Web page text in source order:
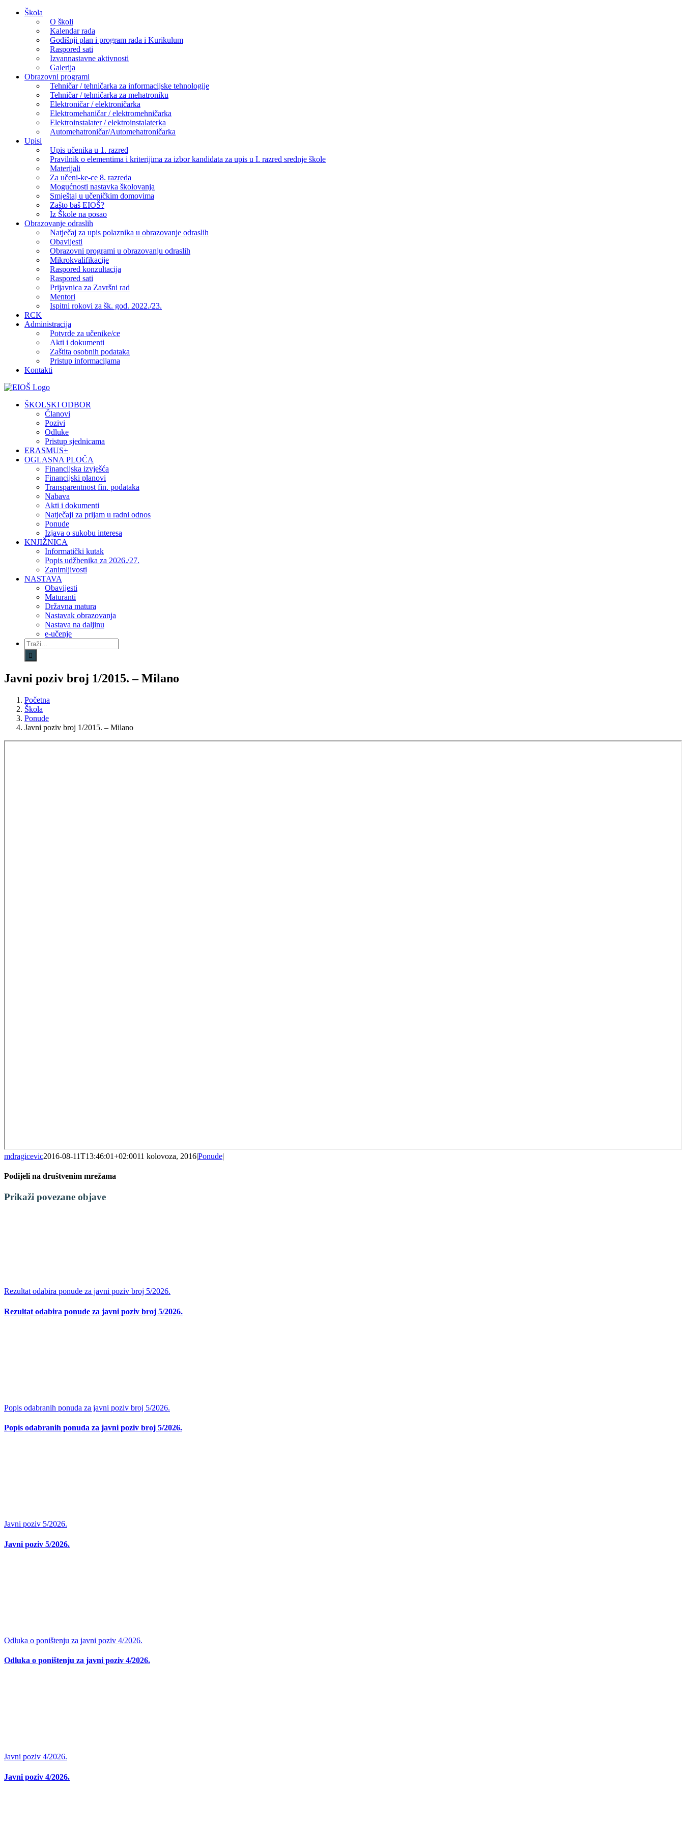
Skip
Škola
O školi
Kalendar rada
Godišnji plan i program rada i Kurikulum
Raspored sati
Izvannastavne aktivnosti
Galerija
Obrazovni programi
Tehničar / tehničarka za informacijske tehnologije
Tehničar / tehničarka za mehatroniku
Elektroničar / elektroničarka
Elektromehaničar / elektromehničarka
Elektroinstalater / elektroinstalaterka
Automehatroničar/Automehatroničarka
Upisi
Upis učenika u 1. razred
Pravilnik o elementima i kriterijima za izbor kandidata za upis u I. razred srednje škole
Materijali
Za učeni-ke-ce 8. razreda
Mogućnosti nastavka školovanja
Smještaj u učeničkim domovima
Zašto baš EIOŠ?
Iz Škole na posao
Obrazovanje odraslih
Natječaj za upis polaznika u obrazovanje odraslih
Obavijesti
Obrazovni programi u obrazovanju odraslih
Mikrokvalifikacije
Raspored konzultacija
Raspored sati
Prijavnica za Završni rad
Mentori
Ispitni rokovi za šk. god. 2022./23.
RCK
Administracija
Potvrde za učenike/ce
Akti i dokumenti
Zaštita osobnih podataka
Pristup informacijama
Kontakti
Facebook
YouTube
X
Pinterest
ŠKOLSKI ODBOR
Članovi
Pozivi
Odluke
Pristup sjednicama
ERASMUS+
OGLASNA PLOČA
Financijska izvješća
Financijski planovi
Transparentnost fin. podataka
Nabava
Akti i dokumenti
Natječaji za prijam u radni odnos
Ponude
Izjava o sukobu interesa
KNJIŽNICA
Informatički kutak
Popis udžbenika za 2026./27.
Zanimljivosti
NASTAVA
Obavijesti
Maturanti
Državna matura
Nastavak obrazovanja
Nastava na daljinu
e-učenje
Traži...
Javni poziv broj 1/2015. – Milano
Početna
Škola
Ponude
Javni poziv broj 1/2015. – Milano
mdragicevic2016-08-11T13:46:01+02:0011 kolovoza, 2016|Ponude|
Podijeli na društvenim mrežama
Facebook
X
LinkedIn
WhatsApp
Tumblr
Pinterest
Email:
Prikaži povezane objave
Rezultat odabira ponude za javni poziv broj 5/2026.
Rezultat odabira ponude za javni poziv broj 5/2026.
Popis odabranih ponuda za javni poziv broj 5/2026.
Popis odabranih ponuda za javni poziv broj 5/2026.
Javni poziv 5/2026.
Javni poziv 5/2026.
Odluka o poništenju za javni poziv 4/2026.
Odluka o poništenju za javni poziv 4/2026.
Javni poziv 4/2026.
Javni poziv 4/2026.